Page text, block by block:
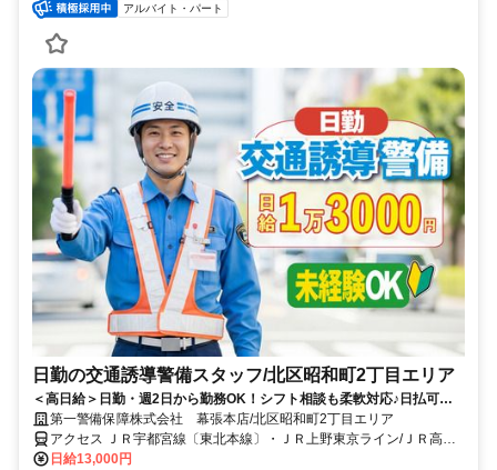
アルバイト・パート
日勤の交通誘導警備スタッフ/北区昭和町2丁目エリア
＜高日給＞日勤・週2日から勤務OK！シフト相談も柔軟対応♪日払可◎
未経験歓迎★
第一警備保障株式会社 幕張本店/北区昭和町2丁目エリア
アクセス ＪＲ宇都宮線〔東北本線〕・ＪＲ上野東京ライン/ＪＲ高崎
線 尾久徒歩約3分、都電荒川線 荒川車庫前出入口1徒歩約4分、都電
日給13,000円